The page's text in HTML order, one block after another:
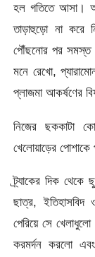
হল গতিতে আসা।
তাড়াহুড়ো না করে
পৌঁছনোর পর সমস্ত
মনে রেখো,
প্লাজমা আকর্ষণের
নিজের ছককাটা
খেলোয়াড়ের পোশাকে
ট্র্যাকের দিক
ছাত্র, ইতিহাসবিদ
পেরিয়ে সে
করমর্দন করলো